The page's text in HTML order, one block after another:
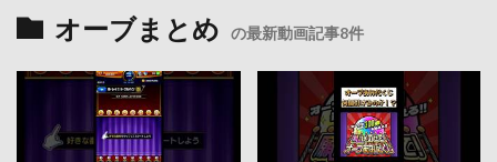
オーブまとめ の最新動画記事8件